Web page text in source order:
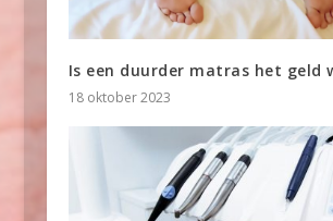
Is een duurder matras het geld
18 oktober 2023